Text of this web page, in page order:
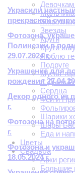
Девочкам
Звезды
Круги
Круги и
Люблю
Подруге
Мульт
С Днем
Сердца
Феи и
Шарики
Шары
Еда и
Цветы
Свадьба
Арки
Большие
Украсили
прекрасной
Фотозона,
Полинезии в
29.07.2024 г.
Украшение для
рождения
Декор одного из
г.
Фотозона на
г.
Фотозона и
18.05.2024 г.